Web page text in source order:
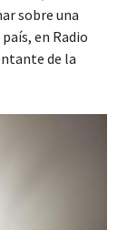
sobre una
en Radio
de la